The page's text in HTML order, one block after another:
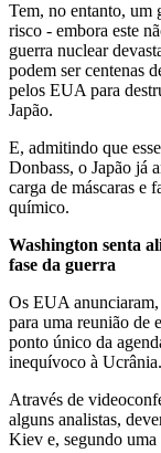
Tem, no entanto, um
risco - embora este
guerra nuclear
podem ser centenas
pelos EUA para
Japão.
E, admitindo que
Donbass, o Japão já
carga de máscaras e
químico.
Washington senta
fase da guerra
Os EUA anunciaram,
para uma reunião de
ponto único da
inequívoco à Ucrânia.
Através de
alguns analistas,
Kiev e, segundo uma